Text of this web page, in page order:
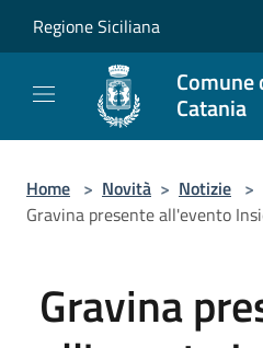
Regione Siciliana
Comune
Catania
Home > Novità > Notizie >
Gravina presente all'evento
Gravina